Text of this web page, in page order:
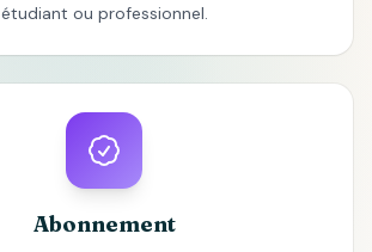
étudiant ou professionnel.
Abonnement